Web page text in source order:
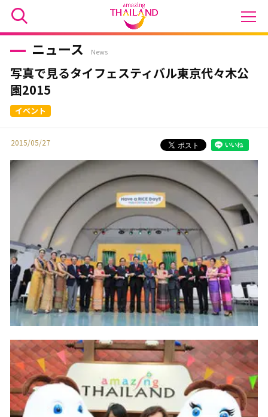
ニュース News
写真で見るタイフェスティバル東京代々木公
園2015
2015/05/27